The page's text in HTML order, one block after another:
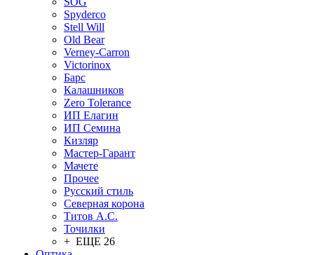
Spyderco
Stell Will
Old Bear
Verney-Carron
Victorinox
Барс
Калашников
Zero Tolerance
ИП Елагин
ИП Семина
Кизляр
Мастер-Гарант
Мачете
Прочее
Русский стиль
Северная корона
Титов А.С.
Точилки
+ ЕЩЕ 26